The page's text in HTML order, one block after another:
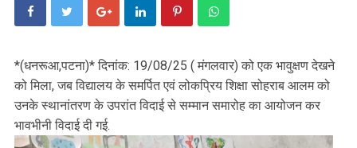
*(धनरूआ,पटना)* दिनांक: 19/08/25 ( मंगलवार) को एक भावुक्षण देखने
को मिला, जब विद्यालय के समर्पित एवं लोकप्रिय शिक्षा सोहराब आलम को
उनके स्थानांतरण के उपरांत विदाई से सम्मान समारोह का आयोजन कर
भावभीनी विदाई दी गई.